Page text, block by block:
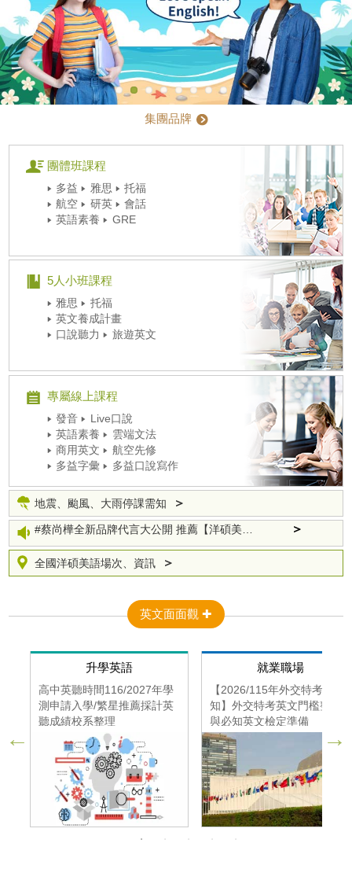
集團品牌
團體班課程
多益 雅思
托福
航空
研英
會話
英語素養
GRE
5人小班課程
雅思
托福
英文養成計畫
口說聽力
旅遊英文
專屬線上課程
發音
Live口說
英語素養
雲端文法
商用英文
航空先修
多益字彙
多益口說寫作
地震、颱風、大雨停課需知 ＞
＞
＞
托福、雅思、多益高分金榜實力見證
英文補習課程一覽 Let's get started!
洋碩美語5人小班英文教學－開口說英文！ ＞
托福、雅思、多益高分金榜實力見證 ＞
英文補習課程一覽 Let's get started!
全國洋碩美語場次、資訊 ＞
英文面面觀 ✚
升學英語
高中英聽時間116/2027年學
測申請入學/繁星推薦採計英
聽成績校系整理
就業職場
【2026/115年外交特考必
知】外交特考英文門檻整理
與必知英文檢定準備